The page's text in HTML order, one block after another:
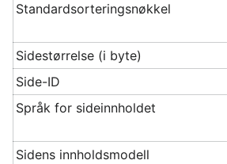
Standardsorteringsnøkkel
Sidestørrelse (i byte)
Side-ID
Språk for sideinnholdet
Sidens innholdsmodell